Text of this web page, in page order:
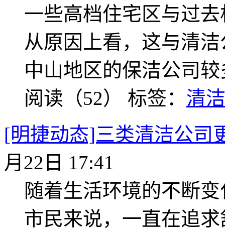
一些高档住宅区与过
从原因上看，这与清
中山地区的保洁公司
阅读（52） 标签： 清
[明捷动态]三类清洁公司
月22日 17:41
随着生活环境的不断
市民来说，一直在追